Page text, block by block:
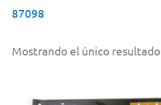
87098
Mostrando el único resultado